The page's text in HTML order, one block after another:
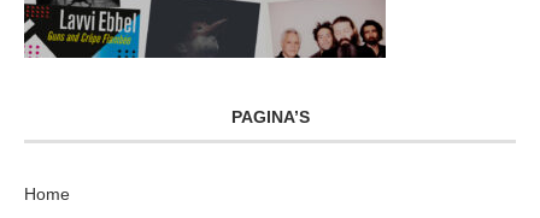
PAGINA’S
Home